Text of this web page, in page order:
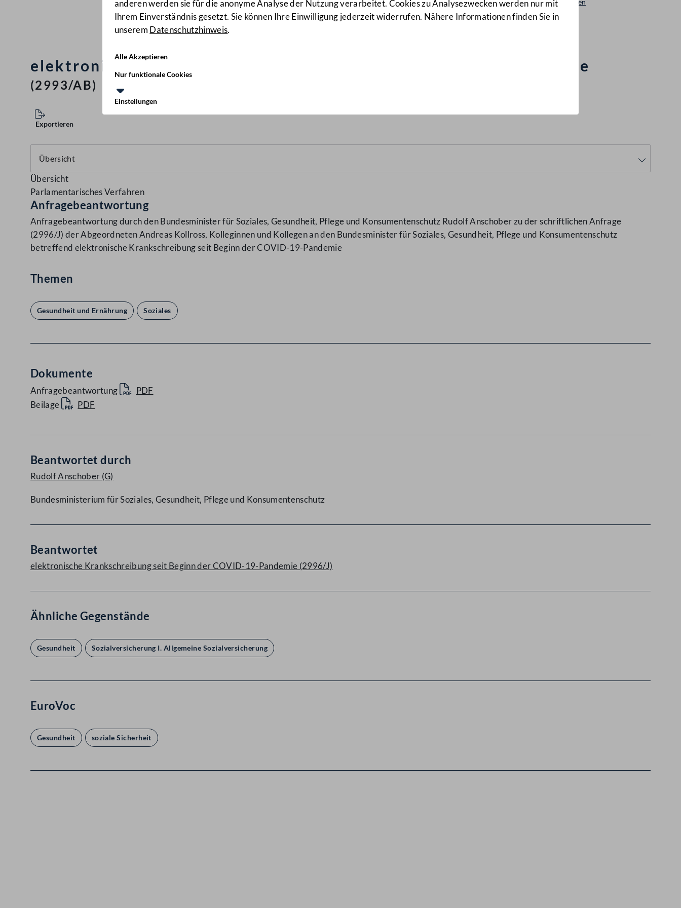
anderen werden sie für die anonyme Analyse der Nutzung verarbeitet. Cookies zu Analysezwecken werden nur mit
Ihrem Einverständnis gesetzt. Sie können Ihre Einwilligung jederzeit widerrufen. Nähere Informationen finden Sie in
unserem Datenschutzhinweis.
Alle Akzeptieren
Nur funktionale Cookies
Einstellungen
Beantwortungen
2993/AB
elektronische Krankschreibung seit Beginn der COVID-19-Pandemie
(2993/AB)
Exportieren
Übersicht
Parlamentarisches Verfahren
Anfragebeantwortung
Anfragebeantwortung durch den Bundesminister für Soziales, Gesundheit, Pflege und Konsumentenschutz Rudolf Anschober zu der schriftlichen Anfrage
(2996/J) der Abgeordneten Andreas Kollross, Kolleginnen und Kollegen an den Bundesminister für Soziales, Gesundheit, Pflege und Konsumentenschutz
betreffend elektronische Krankschreibung seit Beginn der COVID-19-Pandemie
Themen
Gesundheit und Ernährung Soziales
Dokumente
Anfragebeantwortung
PDF
Beilage
PDF
Beantwortet durch
Rudolf Anschober (G)
Bundesministerium für Soziales, Gesundheit, Pflege und Konsumentenschutz
Beantwortet
elektronische Krankschreibung seit Beginn der COVID-19-Pandemie (2996/J)
Ähnliche Gegenstände
Gesundheit Sozialversicherung I. Allgemeine Sozialversicherung
EuroVoc
Gesundheit soziale Sicherheit